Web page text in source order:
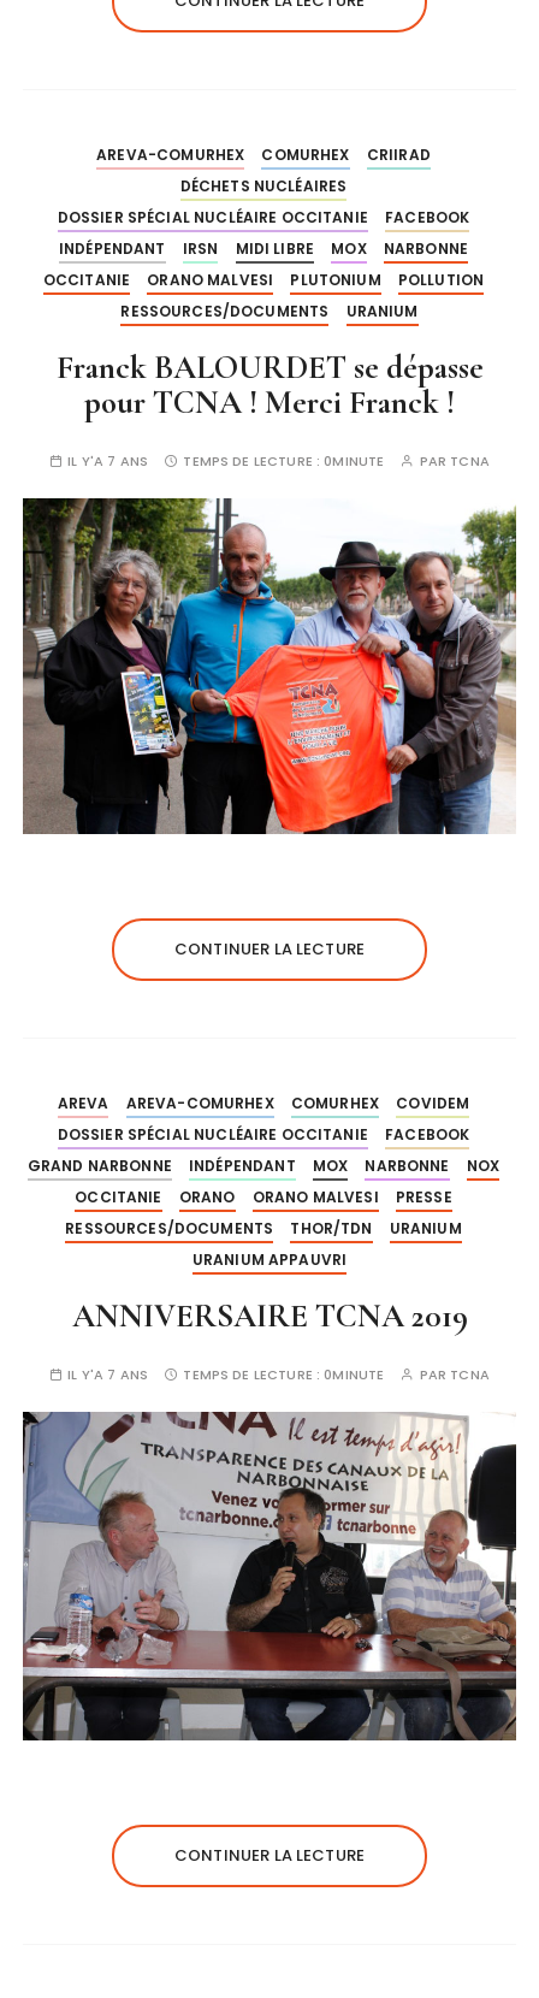
AREVA-COMURHEX COMURHEX
CRIIRAD
DÉCHETS NUCLÉAIRES
DOSSIER SPÉCIAL NUCLÉAIRE OCCITANIE
FACEBOOK
INDÉPENDANT
IRSN MIDI LIBRE MOX
NARBONNE
OCCITANIE
ORANO MALVESI PLUTONIUM
POLLUTION
RESSOURCES/DOCUMENTS
URANIUM
Franck BALOURDET se dépasse
pour TCNA ! Merci Franck !
IL Y'A 7 ANS TEMPS DE LECTURE : 0MINUTE PAR TCNA
CONTINUER LA LECTURE
AREVA AREVA-COMURHEX COMURHEX
COVIDEM
DOSSIER SPÉCIAL NUCLÉAIRE OCCITANIE
FACEBOOK
GRAND NARBONNE
INDÉPENDANT MOX NARBONNE
NOX
OCCITANIE
ORANO ORANO MALVESI
PRESSE
RESSOURCES/DOCUMENTS
THOR/TDN
URANIUM
URANIUM APPAUVRI
ANNIVERSAIRE TCNA 2019
IL Y'A 7 ANS TEMPS DE LECTURE : 0MINUTE PAR TCNA
CONTINUER LA LECTURE